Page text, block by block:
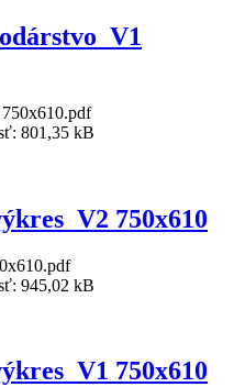
801,35 kB
750x610
945,02 kB
750x610